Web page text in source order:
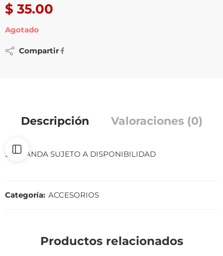
$ 35.00
Agotado
Compartir
Descripción Valoraciones (0)
SE MANDA SUJETO A DISPONIBILIDAD
Categoría: ACCESORIOS
Productos relacionados